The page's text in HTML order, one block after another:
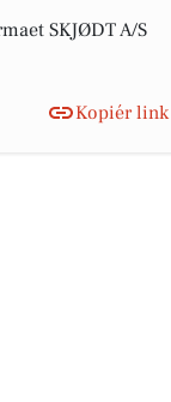
SKJØDT A/S
Kopiér link